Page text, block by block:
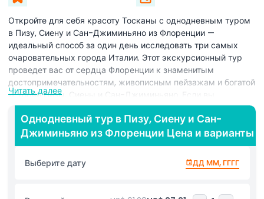
Откройте для себя красоту Тосканы с однодневным туром
в Пизу, Сиену и Сан-Джиминьяно из Флоренции —
идеальный способ за один день исследовать три самых
очаровательных города Италии. Этот экскурсионный тур
проведет вас от сердца Флоренции к знаменитым
достопримечательностям, живописным пейзажам и богатой
истории Пизы, Сиены и Сан-Джиминьяно. Если вы
посещаете Флоренцию и хотите увидеть больше Тосканы,
однодневный тур в Пизу, Сиену и Сан-Джиминьяно —
лучший выбор.
сможете увидеть всемирно известную Пизанскую башню и
рамках однодневного тура из Флоренции дает вам время
Читать далее
Однодневный тур в Пизу, Сиену и Сан-
Джиминьяно из Флоренции Цена и варианты
Выберите дату ДД ММ, ГГГГ